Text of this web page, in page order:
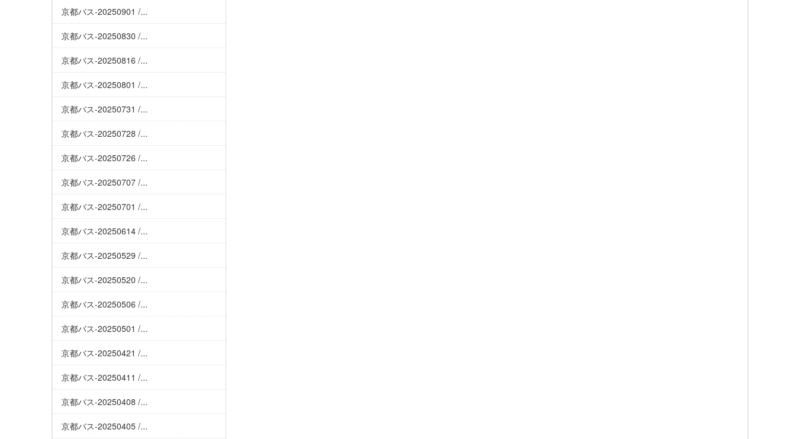
京都バス-20250901 /...
京都バス-20250830 /...
京都バス-20250816 /...
京都バス-20250801 /...
京都バス-20250731 /...
京都バス-20250728 /...
京都バス-20250726 /...
京都バス-20250707 /...
京都バス-20250701 /...
京都バス-20250614 /...
京都バス-20250529 /...
京都バス-20250520 /...
京都バス-20250506 /...
京都バス-20250501 /...
京都バス-20250421 /...
京都バス-20250411 /...
京都バス-20250408 /...
京都バス-20250405 /...